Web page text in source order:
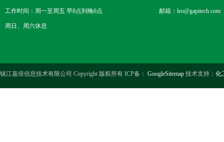
工作时间：周一至周五 早8点到晚6点
周日、周六休息
邮箱：leo@gapitech.com
镇江嘉倍信息技术有限公司 Copyright 版权所有 ICP备： GoogleSitemap 技术支持： 化